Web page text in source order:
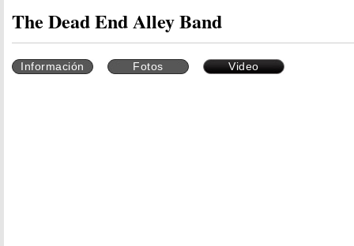
The Dead End Alley Band
Información Fotos Video